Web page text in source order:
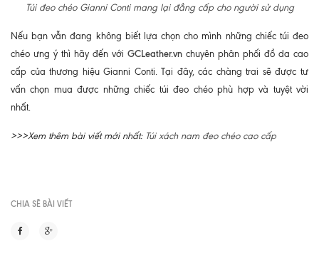
Túi đeo chéo Gianni Conti mang lại đẳng cấp cho người sử dụng
Nếu bạn vẫn đang không biết lựa chọn cho mình những chiếc túi đeo
chéo ưng ý thì hãy đến với GCLeather.vn chuyên phân phối đồ da cao
cấp của thương hiệu Gianni Conti. Tại đây, các chàng trai sẽ được tư
vấn chọn mua được những chiếc túi đeo chéo phù hợp và tuyệt vời
nhất.
>>>Xem thêm bài viết mới nhất: Túi xách nam đeo chéo cao cấp
CHIA SẼ BÀI VIẾT